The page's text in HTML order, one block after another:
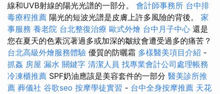
線和UVB射線的陽光光譜的一部分。 會計師事務所 台中排
毒療程推薦 陽光的短波光譜是皮膚上許多風險的背後。 家
事服務 養老院 台北整復治療 歐式外燴 台中月子中心 還是
您在夏天的色素沉著過多或加深的皺紋會遭受過多的痛苦？
台北高級外燴服務體驗 優質的防曬霜 多樣醫美項目介紹 -
抓姦 房屋 漏水 關鍵字 清潔人員 找專業會計公司處理帳務
冷凍櫃推薦 SPF奶油應該是美容套件的一部分 醫美診所推
薦 葬儀社 谷歌seo 按摩學徒實習 - 台中全身按摩推薦 天花